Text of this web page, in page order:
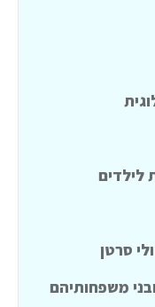
לילדים
סרטן
משפחותיהם